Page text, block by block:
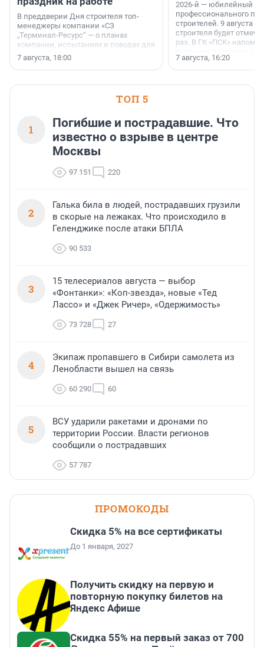
В преддверии Дня строителя топ-
менеджеры компании «СЗ
„Терминал-Ресурс“ — о планах
компании, испытаниях и поводах для
осторожного оптимизма.
7 августа, 18:00
2026-й — юбилейный
профессионального
строителей. 9 августа
строителя будет
раз. В ГК «ПСК»
поменялась роль
7 августа, 16:20
ТОП 5
1
Погибшие и пострадавшие. Что
известно о взрыве в центре
Москвы
97 151 220
2
Галька била в людей, пострадавших грузили
в скорые на лежаках. Что происходило в
Геленджике после атаки БПЛА
90 533
3
15 телесериалов августа — выбор
«Фонтанки»: «Коп-звезда», новые «Тед
Лассо» и «Джек Ричер», «Одержимость»
73 728 27
4
Экипаж пропавшего в Сибири самолета из
Ленобласти вышел на связь
60 290 60
5
ВСУ ударили ракетами и дронами по
территории России. Власти регионов
сообщили о пострадавших
57 787
ПРОМОКОДЫ
Скидка 5% на все сертификаты
До 1 января, 2027
Получить скидку на первую и
повторную покупку билетов на
Яндекс Афише
Скидка 55% на первый заказ от 700